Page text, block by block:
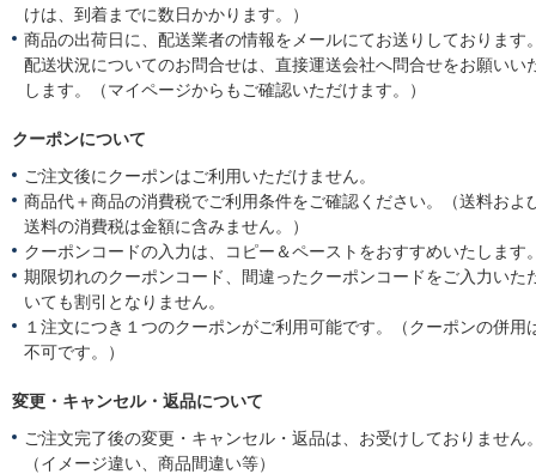
けは、到着までに数日かかります。）
商品の出荷日に、配送業者の情報をメールにてお送りしております
配送状況についてのお問合せは、直接運送会社へ問合せをお願いい
します。（マイページからもご確認いただけます。）
クーポンについて
ご注文後にクーポンはご利用いただけません。
商品代＋商品の消費税でご利用条件をご確認ください。（送料およ
送料の消費税は金額に含みません。）
クーポンコードの入力は、コピー＆ペーストをおすすめいたします
期限切れのクーポンコード、間違ったクーポンコードをご入力いた
いても割引となりません。
１注文につき１つのクーポンがご利用可能です。（クーポンの併用
不可です。）
変更・キャンセル・返品について
ご注文完了後の変更・キャンセル・返品は、お受けしておりません
（イメージ違い、商品間違い等）